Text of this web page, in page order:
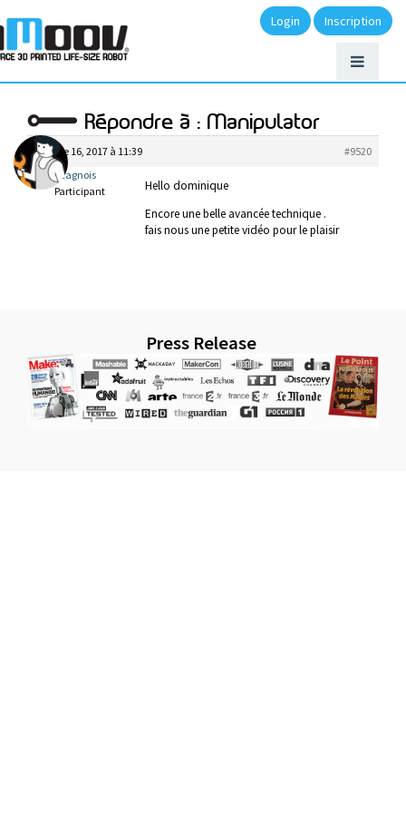
Login Inscription
Répondre à : Manipulator
octobre 16, 2017 à 11:39
#9520
lecagnois
Participant
Hello dominique
Encore une belle avancée technique .
fais nous une petite vidéo pour le plaisir
Press Release